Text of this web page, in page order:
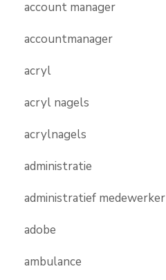
account manager
accountmanager
acryl
acryl nagels
acrylnagels
administratie
administratief medewerker
adobe
ambulance